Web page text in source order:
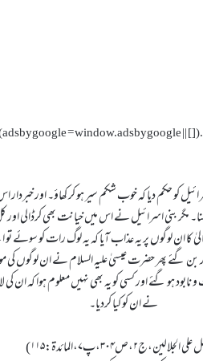
= window.adsbygoogle ||
کو حکم دیا کہ خوب شکم سیر ہو کر کھاؤ۔ اور
مگر بنی اسرائیل نے اس میں خیانت بھی کرڈالی
کا ان لوگوں پر یہ عذاب آیا کہ یہ لوگ رات کو سوئے
بن گئے پھر حضرت عیسیٰ علیہ السلام نے ان لوگوں
ہو گئے اور کسی کو یہ بھی نہیں معلوم ہوا کہ ان کی
نے ان کو کیا کردیا۔